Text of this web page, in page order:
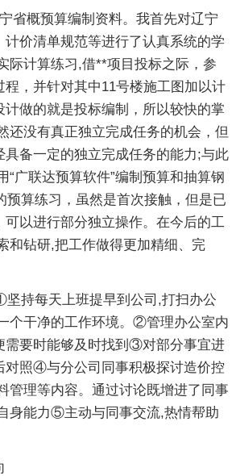
省概预算编制资料。我首先对辽宁
计价清单规范等进行了认真系统的学
际计算练习,借**项目投标之际，参
程，并针对其中11号楼施工图加以计
计做的就是投标编制，所以较快的掌
还没有真正独立完成任务的机会，但
具备一定的独立完成任务的能力;与此
“广联达预算软件”编制预算和抽算钢
预算练习，虽然是首次接触，但是已
可以进行部分独立操作。在今后的工
和钻研,把工作做得更加精细、完
持每天上班提早到公司,打扫办公
个干净的工作环境。②管理办公室内
需要时能够及时找到③对部分事宜进
对照④与分公司同事积极探讨造价控
管理等内容。通过讨论既增进了同事
身能力⑤主动与同事交流,热情帮助